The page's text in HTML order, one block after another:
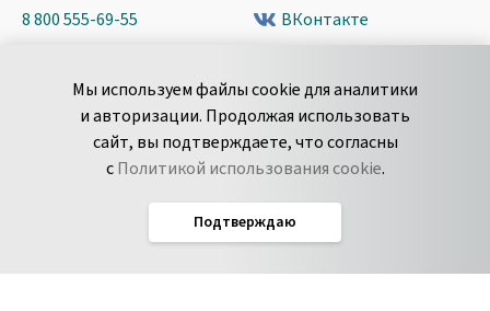
Мы используем файлы cookie для аналитики
и авторизации. Продолжая использовать
сайт, вы подтверждаете, что согласны
сПолитикой использования cookie.
Подтверждаю
8 800 555-69-55
пн-пт с 9 до 18 часов (Мск)
Сообщить об
уязвимости
ВКонтакте
Spark
Дзен
Соглашение об обработке данных